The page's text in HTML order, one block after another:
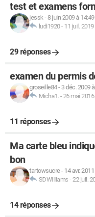
test et examens
jessk-8 juin 2009 à 14:49
ludi1920- 11 juil.
29 réponses
examen du permis
groseille84- 3 déc. 2009
Micha1. -26 mai
11 réponses
Ma carte bleu
bon
tartowsucre- 14 avr.
SDWilliams -22 juil.
14 réponses